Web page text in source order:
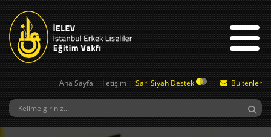
Ana Sayfa İletişim Sarı Siyah Destek Bültenler